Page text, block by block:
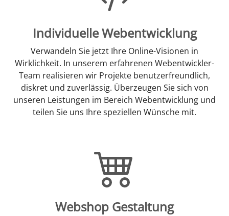
Individuelle Webentwicklung
Verwandeln Sie jetzt Ihre Online-Visionen in
Wirklichkeit. In unserem erfahrenen Webentwickler-
Team realisieren wir Projekte benutzerfreundlich,
diskret und zuverlässig. Überzeugen Sie sich von
unseren Leistungen im Bereich Webentwicklung und
teilen Sie uns Ihre speziellen Wünsche mit.
Webshop Gestaltung